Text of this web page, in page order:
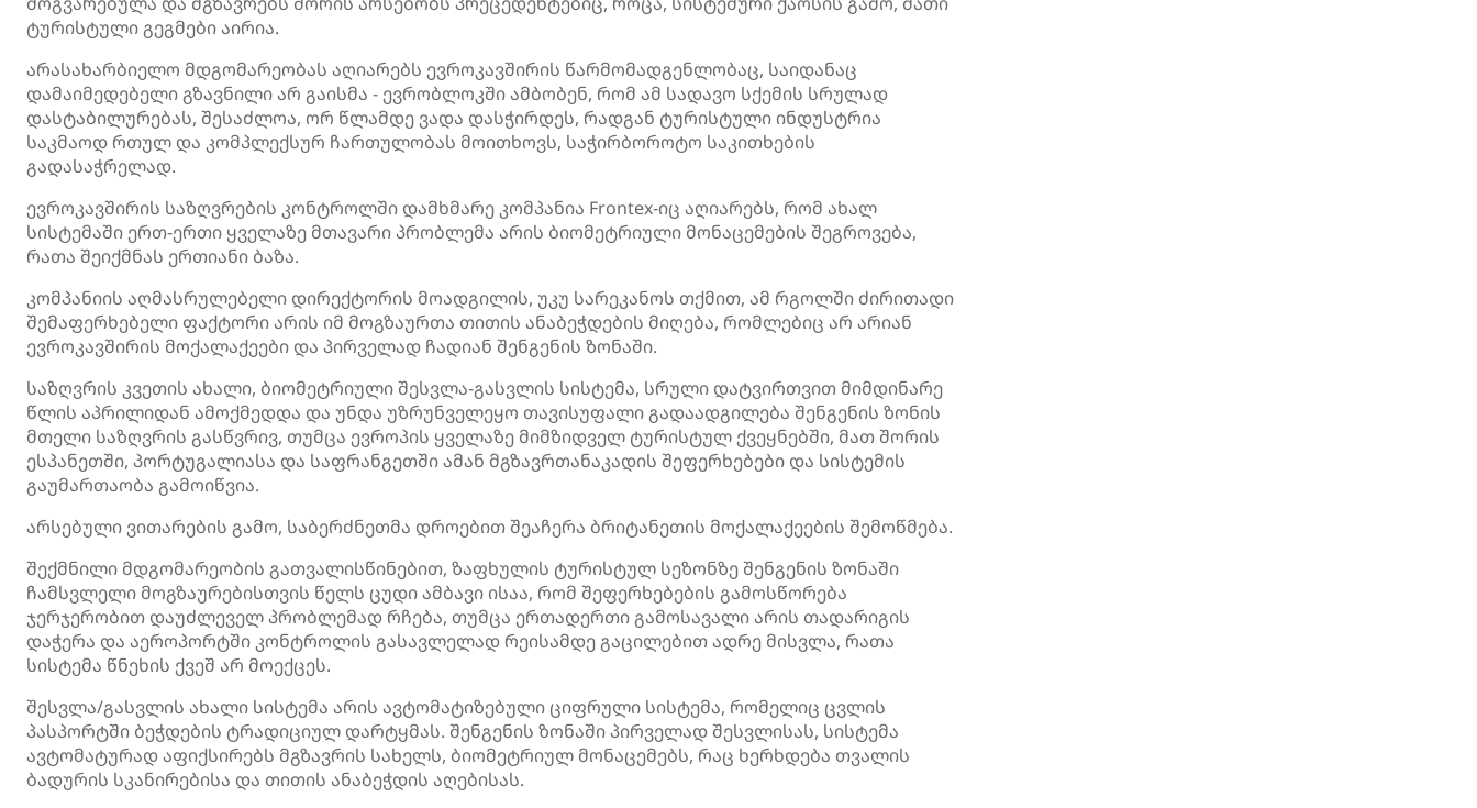
ტურისტული გეგმები აირია.
არასახარბიელო მდგომარეობას აღიარებს ევროკავშირის წარმომადგენლობაც, საიდანაც
დამაიმედებელი გზავნილი არ გაისმა - ევრობლოკში ამბობენ, რომ ამ სადავო სქემის სრულად
დასტაბილურებას, შესაძლოა, ორ წლამდე ვადა დასჭირდეს, რადგან ტურისტული ინდუსტრია
საკმაოდ რთულ და კომპლექსურ ჩართულობას მოითხოვს, საჭირბოროტო საკითხების
გადასაჭრელად.
ევროკავშირის საზღვრების კონტროლში დამხმარე კომპანია Frontex-იც აღიარებს, რომ ახალ
სისტემაში ერთ-ერთი ყველაზე მთავარი პრობლემა არის ბიომეტრიული მონაცემების შეგროვება,
რათა შეიქმნას ერთიანი ბაზა.
კომპანიის აღმასრულებელი დირექტორის მოადგილის, უკუ სარეკანოს თქმით, ამ რგოლში ძირითადი
შემაფერხებელი ფაქტორი არის იმ მოგზაურთა თითის ანაბეჭდების მიღება, რომლებიც არ არიან
ევროკავშირის მოქალაქეები და პირველად ჩადიან შენგენის ზონაში.
საზღვრის კვეთის ახალი, ბიომეტრიული შესვლა-გასვლის სისტემა, სრული დატვირთვით მიმდინარე
წლის აპრილიდან ამოქმედდა და უნდა უზრუნველეყო თავისუფალი გადაადგილება შენგენის ზონის
მთელი საზღვრის გასწვრივ, თუმცა ევროპის ყველაზე მიმზიდველ ტურისტულ ქვეყნებში, მათ შორის
ესპანეთში, პორტუგალიასა და საფრანგეთში ამან მგზავრთანაკადის შეფერხებები და სისტემის
გაუმართაობა გამოიწვია.
არსებული ვითარების გამო, საბერძნეთმა დროებით შეაჩერა ბრიტანეთის მოქალაქეების შემოწმება.
შექმნილი მდგომარეობის გათვალისწინებით, ზაფხულის ტურისტულ სეზონზე შენგენის ზონაში
ჩამსვლელი მოგზაურებისთვის წელს ცუდი ამბავი ისაა, რომ შეფერხებების გამოსწორება
ჯერჯერობით დაუძლეველ პრობლემად რჩება, თუმცა ერთადერთი გამოსავალი არის თადარიგის
დაჭერა და აეროპორტში კონტროლის გასავლელად რეისამდე გაცილებით ადრე მისვლა, რათა
სისტემა წნეხის ქვეშ არ მოექცეს.
შესვლა/გასვლის ახალი სისტემა არის ავტომატიზებული ციფრული სისტემა, რომელიც ცვლის
პასპორტში ბეჭდების ტრადიციულ დარტყმას. შენგენის ზონაში პირველად შესვლისას, სისტემა
ავტომატურად აფიქსირებს მგზავრის სახელს, ბიომეტრიულ მონაცემებს, რაც ხერხდება თვალის
ბადურის სკანირებისა და თითის ანაბეჭდის აღებისას.